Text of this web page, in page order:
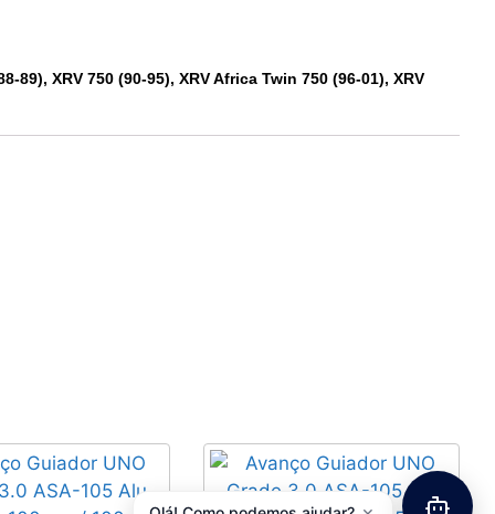
89), XRV 750 (90-95), XRV Africa Twin 750 (96-01), XRV